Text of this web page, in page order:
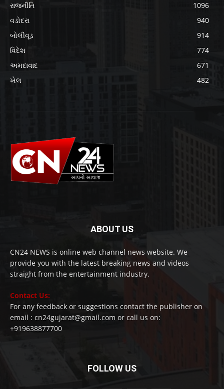
રાજનીતિ
1096
વડોદરા
940
બોલીવૂડ
914
વિદેશ
774
અમદાવાદ
671
ખેલ
482
ABOUT US
CN24 NEWS is online web channel news website. We
provide you with the latest breaking news and videos
straight from the entertainment industry.
Contact Us:
For any feedback or suggestions contact the publisher on
email : cn24gujarat@gmail.com or call us on:
+919638877700
FOLLOW US